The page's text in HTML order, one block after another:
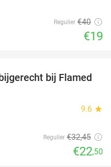
Regulier €40
€19
31%
bij Flamed
9.6 star
Regulier €32,45
€22,50